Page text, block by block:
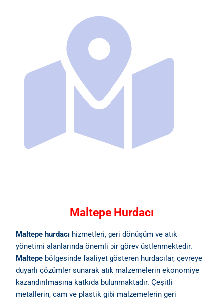
Maltepe Hurdacı
Maltepe hurdacı hizmetleri, geri dönüşüm ve atık
yönetimi alanlarında önemli bir görev üstlenmektedir.
Maltepe bölgesinde faaliyet gösteren hurdacılar, çevreye
duyarlı çözümler sunarak atık malzemelerin ekonomiye
kazandırılmasına katkıda bulunmaktadır. Çeşitli
metallerin, cam ve plastik gibi malzemelerin geri